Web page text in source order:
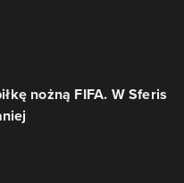
nożną FIFA. W Sferis